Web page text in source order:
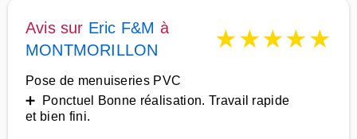
Avis sur Eric F&M à
MONTMORILLON
★★★★★
Pose de menuiseries PVC
➕ Ponctuel Bonne réalisation. Travail rapide
et bien fini.